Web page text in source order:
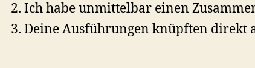
Ich habe unmittelbar einen
Deine Ausführungen knüpften direkt